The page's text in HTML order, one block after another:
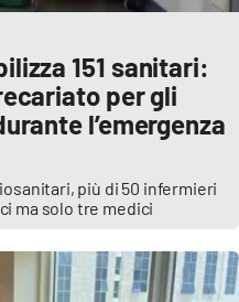
151 sanitari:
per gli
l’emergenza
più di 50 infermieri
ma solo tre medici